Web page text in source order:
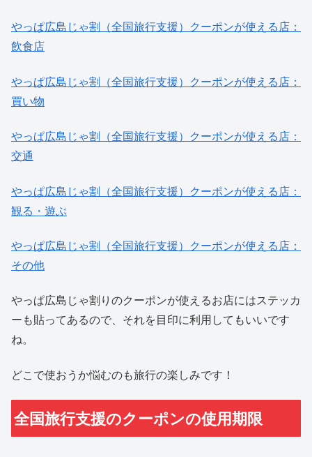
やっぱ広島じゃ割（全国旅行支援）クーポンが使える店：
飲食店
やっぱ広島じゃ割（全国旅行支援）クーポンが使える店：
買い物
やっぱ広島じゃ割（全国旅行支援）クーポンが使える店：
交通
やっぱ広島じゃ割（全国旅行支援）クーポンが使える店：
観る・遊ぶ
やっぱ広島じゃ割（全国旅行支援）クーポンが使える店：
その他
やっぱ広島じゃ割りのクーポンが使えるお店にはステッカ
ーも貼ってあるので、それを目印に利用してもいいです
ね。
どこで使おうか悩むのも旅行の楽しみです！
全国旅行支援のクーポンの使用期限